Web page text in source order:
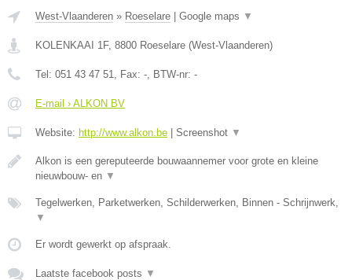
West-Vlaanderen » Roeselare Google maps ▼
KOLENKAAI 1F, 8800 Roeselare (West-Vlaanderen)
Tel: 051 43 47 51, Fax: -, BTW-nr: -
E-mail › ALKON BV
Website: http://www.alkon.be Screenshot ▼
Alkon is een gereputeerde bouwaannemer voor grote en kleine
nieuwbouw- en ▼
Tegelwerken, Parketwerken, Schilderwerken, Binnen - Schrijnwerk,
▼
Er wordt gewerkt op afspraak.
Laatste facebook posts ▼